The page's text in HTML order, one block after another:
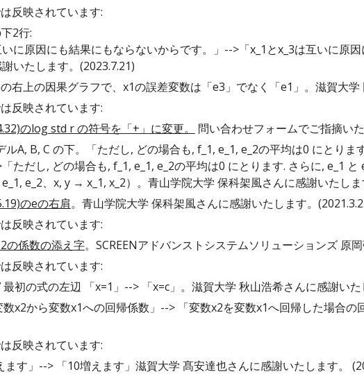
反映されています:
2行:
いに原因にも結果にもならないからです。」-->「x_1とx_3は互いに原
いたします。(2023.7.21)
右上の因果グラフで、x1の誤差変数は「e3」でなく「e1 」 。 滋賀大学
反映されています:
のlog std r の符号を「+」に変更。
問い合わせフォームでご指摘い
ルA, B, C の下。「ただし, どの場合も, f_1, e_1, e_2の平均は0 にとり
ただし, どの場合も, f_1, e_1, e_2の平均は0 にとります. さらに, e_1
e_2、x, y → x_1, x_2）。 青山学院大学 保科架風さんに感謝いたし
のeの右肩。 青山学院大学 保科架風さんに感謝いたします。(2021.3.
反映されています:
の係数の添え字。SCREENアドバンストシステムソリューションズ 原
反映されています:
最初の式の左辺 「x=1」--> 「x=c」。滋賀大学 秋山浩希さんに感謝い
数x2から変数x1への回帰係数」--> 「変数x2を変数x1へ回帰した場合の
反映されています:
ます」--> 「10増えます」滋賀大学 髙安達也さんに感謝いたします。